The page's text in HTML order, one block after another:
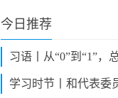
今日推荐
习语丨从“0”到“1”，
学习时节丨和代表委